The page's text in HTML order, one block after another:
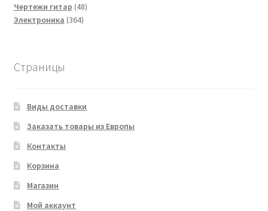
товаров
Чертежи гитар 4848
Электроника 364364
Страницы
Виды доставки
Заказать товары из Европы
Контакты
Корзина
Магазин
Мой аккаунт